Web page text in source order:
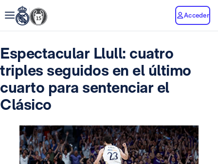
Acceder
Espectacular Llull: cuatro
triples seguidos en el último
cuarto para sentenciar el
Clásico